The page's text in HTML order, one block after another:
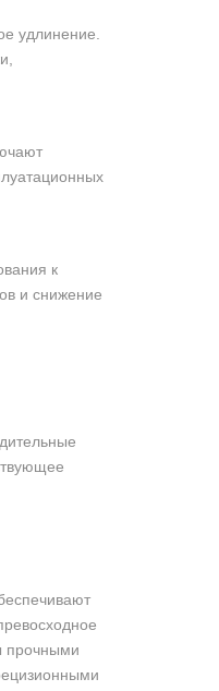
удлинение.
к
и снижение
прочными